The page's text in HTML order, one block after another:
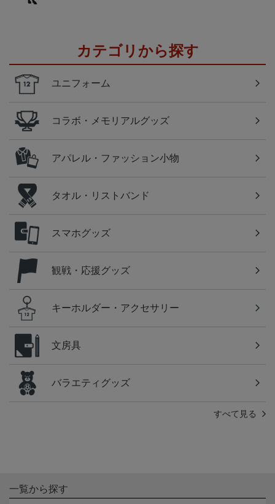
カテゴリから探す
ユニフォーム
コラボ・メモリアルグッズ
アパレル・ファッション小物
タオル・リストバンド
スマホグッズ
観戦・応援グッズ
キーホルダー・アクセサリー
文房具
バラエティグッズ
すべて見る
一覧から探す